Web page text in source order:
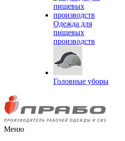
Одежда для
пищевых
производств
Головные уборы
Меню